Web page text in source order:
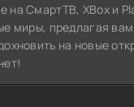
на СмартТВ, XBox и
миры, предлагая
на новые